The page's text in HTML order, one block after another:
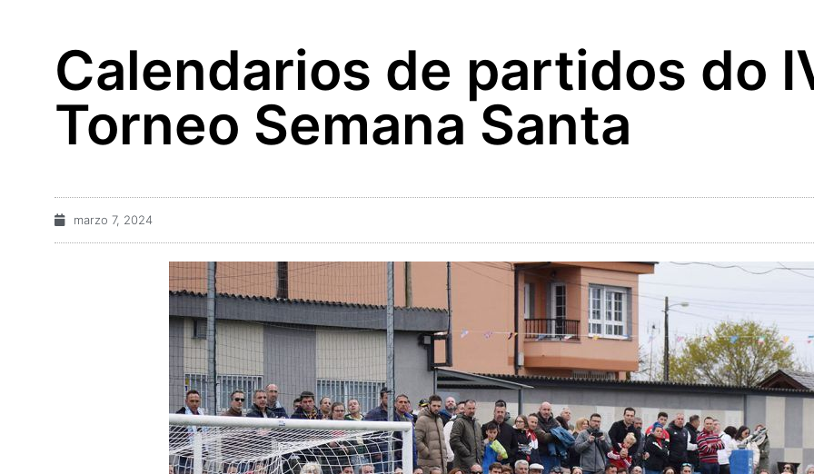
Calendarios de partidos do
Torneo Semana Santa
marzo 7, 2024